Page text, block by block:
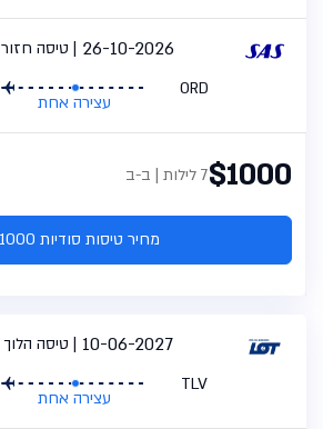
טיסה חזור 26-10-2026
ORD
עצירה אחת
$10007 לילות | ב-ב
מחיר טיסות סודיות $1000
טיסה הלוך 10-06-2027
TLV
עצירה אחת